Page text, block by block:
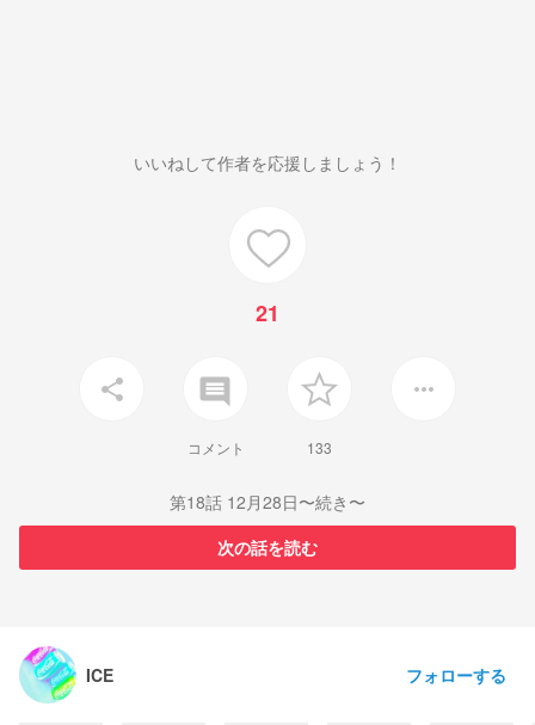
いいねして作者を応援しましょう！
21
share insert_comment
コメント 133
more_horiz
第18話 12月28日〜続き〜
次の話を読む
ICE フォローする